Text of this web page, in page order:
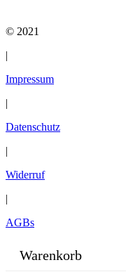
© 2021
|
Impressum
|
Datenschutz
|
Widerruf
|
AGBs
Warenkorb